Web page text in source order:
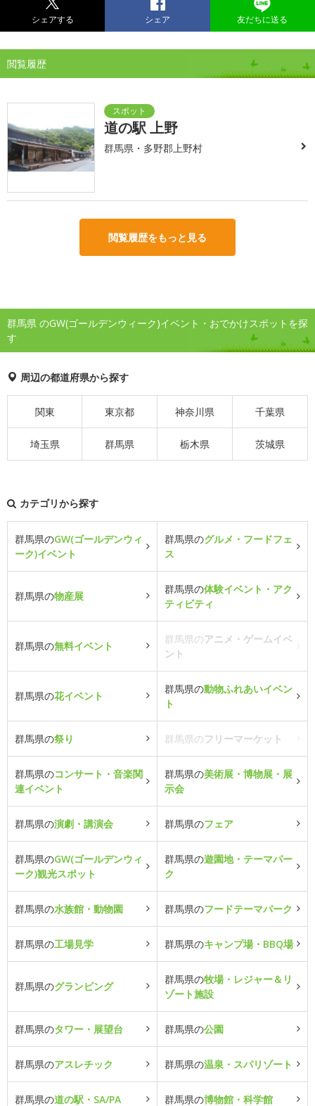
シェアする シェア 友だちに送る
閲覧履歴
道の駅 上野
群馬県・多野郡上野村
閲覧履歴をもっと見る
群馬県 のGW(ゴールデンウィーク)イベント・おでかけスポットを探
す
周辺の都道府県から探す
関東 東京都 神奈川県 千葉県
埼玉県 群馬県 栃木県 茨城県
カテゴリから探す
群馬県のGW(ゴールデンウィ
ーク)イベント
群馬県のグルメ・フードフェ
ス
群馬県の物産展
群馬県の体験イベント・アク
ティビティ
群馬県の無料イベント
群馬県のアニメ・ゲームイベ
ント
群馬県の花イベント
群馬県の動物ふれあいイベン
ト
群馬県の祭り 群馬県のフリーマーケット
群馬県のコンサート・音楽関
連イベント
群馬県の美術展・博物展・展
示会
群馬県の演劇・講演会 群馬県のフェア
群馬県のGW(ゴールデンウィ
ーク)観光スポット
群馬県の遊園地・テーマパー
ク
群馬県の水族館・動物園 群馬県のフードテーマパーク
群馬県の工場見学 群馬県のキャンプ場・BBQ場
群馬県のグランピング
群馬県の牧場・レジャー＆リ
ゾート施設
群馬県のタワー・展望台 群馬県の公園
群馬県のアスレチック 群馬県の温泉・スパリゾート
群馬県の道の駅・SA/PA 群馬県の博物館・科学館